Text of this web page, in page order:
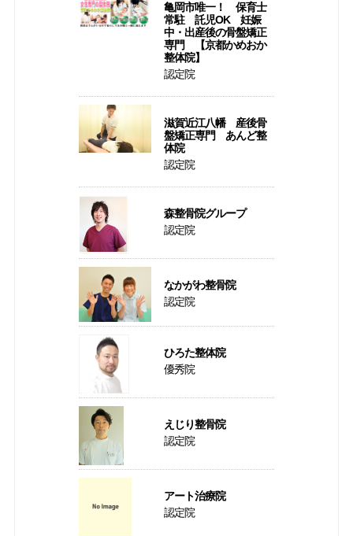
亀岡市唯一！ 保育士
常駐 託児OK 妊娠
中・出産後の骨盤矯正
専門 【京都かめおか
整体院】
認定院
滋賀近江八幡 産後骨
盤矯正専門 あんど整
体院
認定院
森整骨院グループ
認定院
なかがわ整骨院
認定院
ひろた整体院
優秀院
えじり整骨院
認定院
アート治療院
認定院